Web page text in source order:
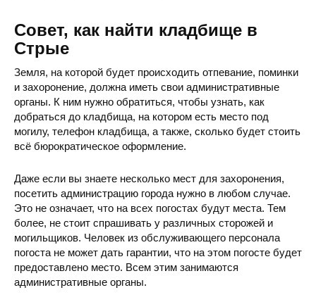
Совет, как найти кладбище в
Стрые
Земля, на которой будет происходить отпевание, поминки
и захоронение, должна иметь свои административные
органы. К ним нужно обратиться, чтобы узнать, как
добраться до кладбища, на котором есть место под
могилу, телефон кладбища, а также, сколько будет стоить
всё бюрократическое оформление.
Даже если вы знаете несколько мест для захоронения,
посетить администрацию города нужно в любом случае.
Это не означает, что на всех погостах будут места. Тем
более, не стоит спрашивать у различных сторожей и
могильщиков. Человек из обслуживающего персонала
погоста не может дать гарантии, что на этом погосте будет
предоставлено место. Всем этим занимаются
административные органы.